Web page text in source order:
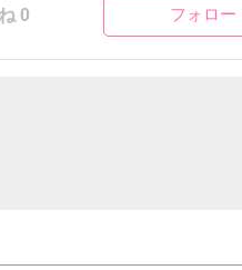
0 フォロー